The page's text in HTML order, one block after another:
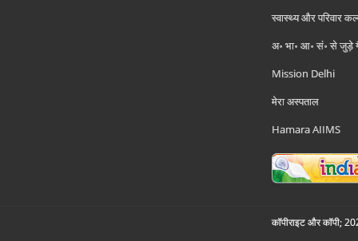
स्वास्थ्य और परिवार
अ॰ भा॰ आ॰ सं॰ से जुड़े
Mission Delhi
मेरा अस्पताल
Hamara AIIMS
कॉपीराइट और कॉपी;